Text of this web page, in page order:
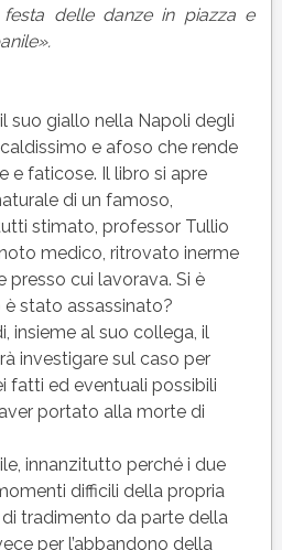
delle danze in piazza e
suo giallo nella Napoli degli
e afoso che rende
e faticose. Il libro si apre
di un famoso,
stimato, professor Tullio
medico, ritrovato inerme
presso cui lavorava. Si è
stato assassinato?
insieme al suo collega, il
investigare sul caso per
fatti ed eventuali possibili
portato alla morte di
innanzitutto perché i due
difficili della propria
tradimento da parte della
per l’abbandono della